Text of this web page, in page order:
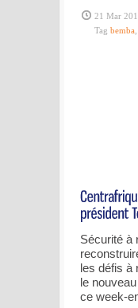
21 Mar
Tag bemba
Sécurité à
les défis à
le
ce week-